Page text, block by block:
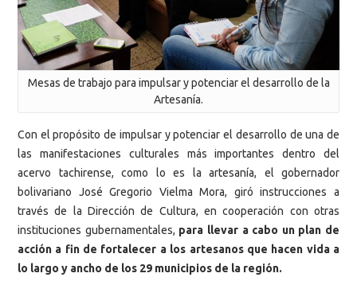
Mesas de trabajo para impulsar y potenciar el desarrollo de la
Artesanía.
Con el propósito de impulsar y potenciar el desarrollo de una de
las manifestaciones culturales más importantes dentro del
acervo tachirense, como lo es la artesanía, el gobernador
bolivariano José Gregorio Vielma Mora, giró instrucciones a
través de la Dirección de Cultura, en cooperación con otras
instituciones gubernamentales, para llevar a cabo un plan de
acción a fin de fortalecer a los artesanos que hacen vida a
lo largo y ancho de los 29 municipios de la región.